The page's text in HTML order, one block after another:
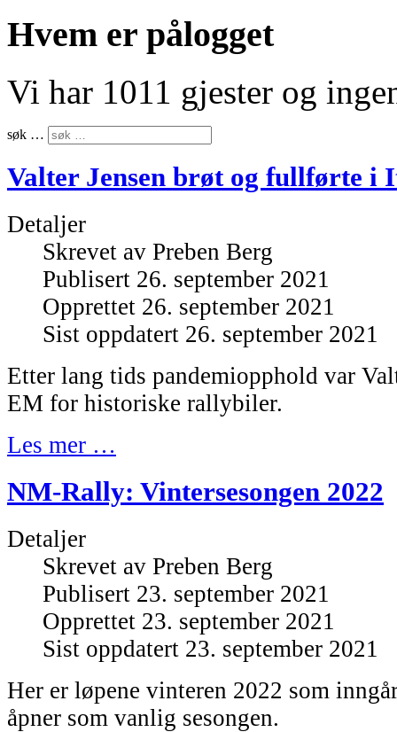
Hvem er pålogget
Vi har 1011 gjester og
søk …
Valter Jensen brøt og fullførte i
Detaljer
Skrevet av Preben Berg
Publisert 26. september 2021
Opprettet 26. september 2021
Sist oppdatert 26. september 2021
Etter lang tids pandemiopphold var
EM for historiske rallybiler.
Les mer …
NM-Rally: Vintersesongen 2022
Detaljer
Skrevet av Preben Berg
Publisert 23. september 2021
Opprettet 23. september 2021
Sist oppdatert 23. september 2021
Her er løpene vinteren 2022 som
åpner som vanlig sesongen.